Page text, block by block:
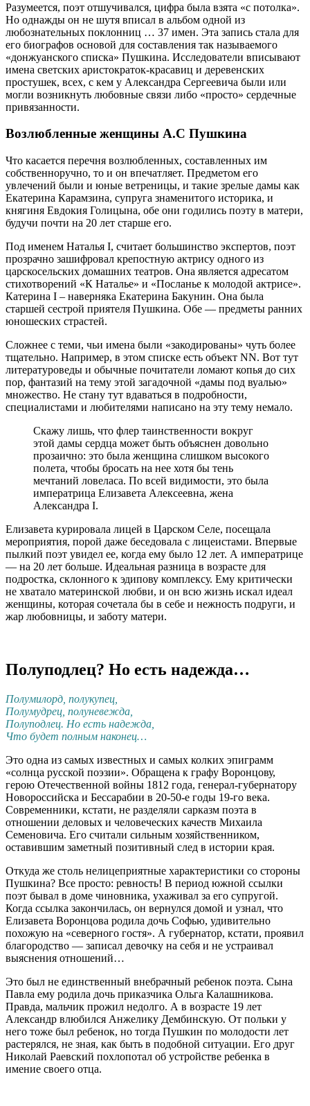
Разумеется, поэт отшучивался, цифра была взята «с потолка».
Но однажды он не шутя вписал в альбом одной из
любознательных поклонниц … 37 имен. Эта запись стала для
его биографов основой для составления так называемого
«донжуанского списка» Пушкина. Исследователи вписывают
имена светских аристократок-красавиц и деревенских
простушек, всех, с кем у Александра Сергеевича были или
могли возникнуть любовные связи либо «просто» сердечные
привязанности.
Возлюбленные женщины А.С Пушкина
Что касается перечня возлюбленных, составленных им
собственноручно, то и он впечатляет. Предметом его
увлечений были и юные ветреницы, и такие зрелые дамы как
Екатерина Карамзина, супруга знаменитого историка, и
княгиня Евдокия Голицына, обе они годились поэту в матери,
будучи почти на 20 лет старше его.
Под именем Наталья I, считает большинство экспертов, поэт
прозрачно зашифровал крепостную актрису одного из
царскосельских домашних театров. Она является адресатом
стихотворений «К Наталье» и «Посланье к молодой актрисе».
Катерина I – наверняка Екатерина Бакунин. Она была
старшей сестрой приятеля Пушкина. Обе — предметы ранних
юношеских страстей.
Сложнее с теми, чьи имена были «закодированы» чуть более
тщательно. Например, в этом списке есть объект NN. Вот тут
литературоведы и обычные почитатели ломают копья до сих
пор, фантазий на тему этой загадочной «дамы под вуалью»
множество. Не стану тут вдаваться в подробности,
специалистами и любителями написано на эту тему немало.
Скажу лишь, что флер таинственности вокруг
этой дамы сердца может быть объяснен довольно
прозаично: это была женщина слишком высокого
полета, чтобы бросать на нее хотя бы тень
мечтаний ловеласа. По всей видимости, это была
императрица Елизавета Алексеевна, жена
Александра I.
Елизавета курировала лицей в Царском Селе, посещала
мероприятия, порой даже беседовала с лицеистами. Впервые
пылкий поэт увидел ее, когда ему было 12 лет. А императрице
— на 20 лет больше. Идеальная разница в возрасте для
подростка, склонного к эдипову комплексу. Ему критически
не хватало материнской любви, и он всю жизнь искал идеал
женщины, которая сочетала бы в себе и нежность подруги, и
жар любовницы, и заботу матери.
Полуподлец? Но есть надежда…
Полумилорд, полукупец,
Полумудрец, полуневежда,
Полуподлец. Но есть надежда,
Что будет полным наконец…
Это одна из самых известных и самых колких эпиграмм
«солнца русской поэзии». Обращена к графу Воронцову,
герою Отечественной войны 1812 года, генерал-губернатору
Новороссийска и Бессарабии в 20-50-е годы 19-го века.
Современники, кстати, не разделяли сарказм поэта в
отношении деловых и человеческих качеств Михаила
Семеновича. Его считали сильным хозяйственником,
оставившим заметный позитивный след в истории края.
Откуда же столь нелицеприятные характеристики со стороны
Пушкина? Все просто: ревность! В период южной ссылки
поэт бывал в доме чиновника, ухаживал за его супругой.
Когда ссылка закончилась, он вернулся домой и узнал, что
Елизавета Воронцова родила дочь Софью, удивительно
похожую на «северного гостя». А губернатор, кстати, проявил
благородство — записал девочку на себя и не устраивал
выяснения отношений…
Это был не единственный внебрачный ребенок поэта. Сына
Павла ему родила дочь приказчика Ольга Калашникова.
Правда, мальчик прожил недолго. А в возрасте 19 лет
Александр влюбился Анжелику Дембинскую. От польки у
него тоже был ребенок, но тогда Пушкин по молодости лет
растерялся, не зная, как быть в подобной ситуации. Его друг
Николай Раевский похлопотал об устройстве ребенка в
имение своего отца.